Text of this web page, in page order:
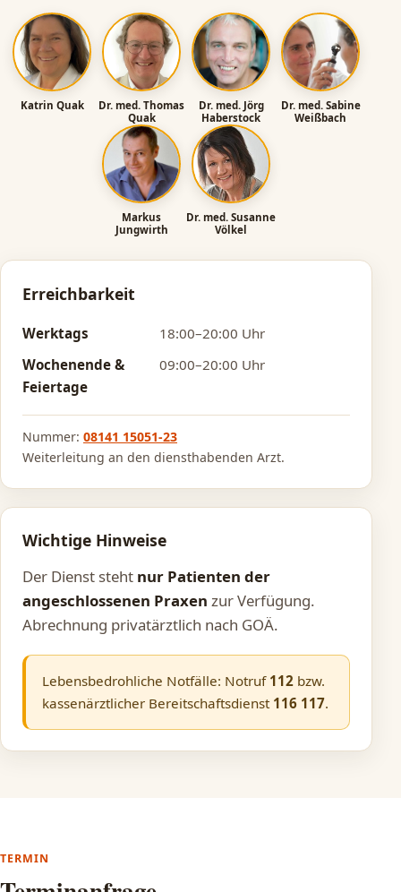
Ärztinnen und Ärzte im Bereitschaftsdienst
Katrin Quak
Dr. med. Thomas
Quak
Dr. med. Jörg
Haberstock
Dr. med. Sabine
Weißbach
Markus
Jungwirth
Dr. med. Susanne
Völkel
Erreichbarkeit
Werktags
18:00–20:00 Uhr
Wochenende &
Feiertage
09:00–20:00 Uhr
Nummer: 08141 15051-23
Weiterleitung an den diensthabenden Arzt.
Wichtige Hinweise
Der Dienst steht nur Patienten der
angeschlossenen Praxen zur Verfügung.
Abrechnung privatärztlich nach GOÄ.
Lebensbedrohliche Notfälle: Notruf 112 bzw.
kassenärztlicher Bereitschaftsdienst 116 117.
TERMIN